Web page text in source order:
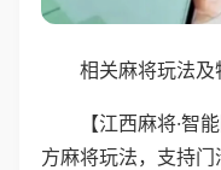
相关麻将玩法及
【江西麻将·智
方麻将玩法，支持